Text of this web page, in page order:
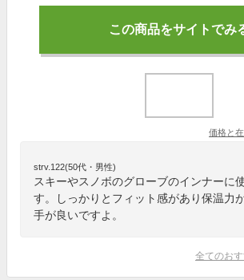
この商品をサイトでみ
価格と
strv.122(50代・男性)
スキーやスノボのグローブのインナーに
す。しっかりとフィット感があり保温力
手が良いですよ。
全てのお